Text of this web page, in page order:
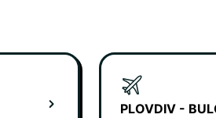
PLOVDIV -